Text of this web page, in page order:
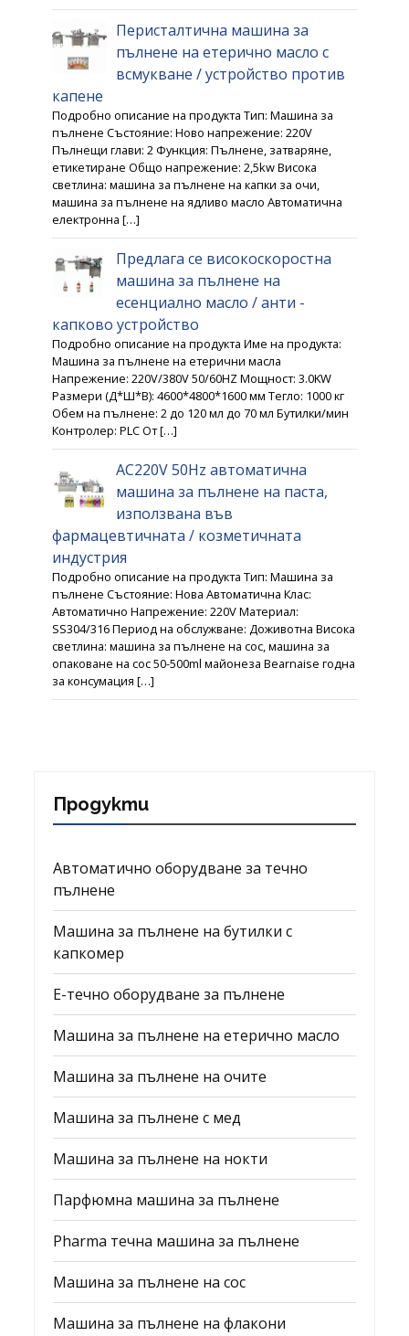
Перисталтична машина за
пълнене на етерично масло с
всмукване / устройство против
капене
Подробно описание на продукта Тип: Машина за
пълнене Състояние: Ново напрежение: 220V
Пълнещи глави: 2 Функция: Пълнене, затваряне,
етикетиране Общо напрежение: 2,5kw Висока
светлина: машина за пълнене на капки за очи,
машина за пълнене на ядливо масло Автоматична
електронна […]
Предлага се високоскоростна
машина за пълнене на
есенциално масло / анти -
капково устройство
Подробно описание на продукта Име на продукта:
Машина за пълнене на етерични масла
Напрежение: 220V/380V 50/60HZ Мощност: 3.0KW
Размери (Д*Ш*В): 4600*4800*1600 мм Тегло: 1000 кг
Обем на пълнене: 2 до 120 мл до 70 мл Бутилки/мин
Контролер: PLC От […]
AC220V 50Hz автоматична
машина за пълнене на паста,
използвана във
фармацевтичната / козметичната
индустрия
Подробно описание на продукта Тип: Машина за
пълнене Състояние: Нова Автоматична Клас:
Автоматично Напрежение: 220V Материал:
SS304/316 Период на обслужване: Доживотна Висока
светлина: машина за пълнене на сос, машина за
опаковане на сос 50-500ml майонеза Bearnaise годна
за консумация […]
Продукти
Автоматично оборудване за течно
пълнене
Машина за пълнене на бутилки с
капкомер
Е-течно оборудване за пълнене
Машина за пълнене на етерично масло
Машина за пълнене на очите
Машина за пълнене с мед
Машина за пълнене на нокти
Парфюмна машина за пълнене
Pharma течна машина за пълнене
Машина за пълнене на сос
Машина за пълнене на флакони